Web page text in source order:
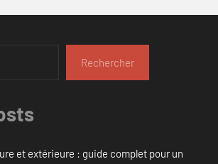
Rechercher
et extérieure : guide complet pour un